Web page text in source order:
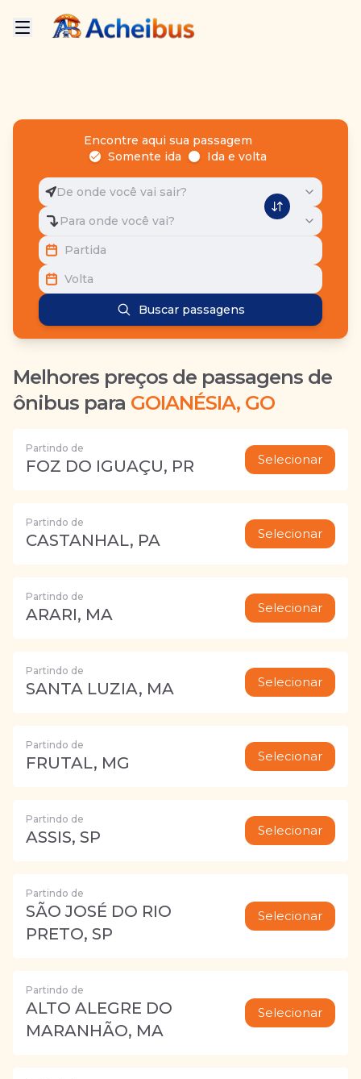
Encontre aqui sua passagem
Somente ida
Ida e volta
De onde você vai sair?
Para onde você vai?
Partida
Volta
Buscar passagens
Melhores preços de passagens de
ônibus para GOIANÉSIA, GO
Partindo de
FOZ DO IGUAÇU, PR Selecionar
Partindo de
CASTANHAL, PA Selecionar
Partindo de
ARARI, MA Selecionar
Partindo de
SANTA LUZIA, MA Selecionar
Partindo de
FRUTAL, MG Selecionar
Partindo de
ASSIS, SP Selecionar
Partindo de
SÃO JOSÉ DO RIO
PRETO, SP
Selecionar
Partindo de
ALTO ALEGRE DO
MARANHÃO, MA
Selecionar